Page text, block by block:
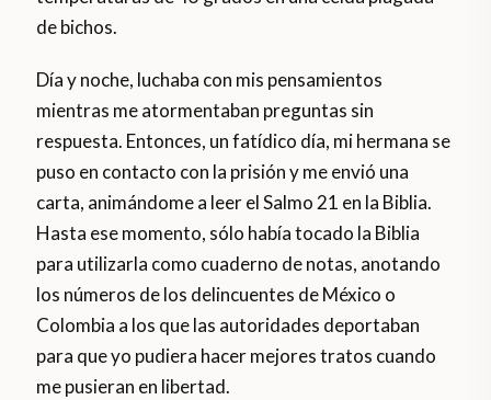
de bichos.
Día y noche, luchaba con mis pensamientos
mientras me atormentaban preguntas sin
respuesta. Entonces, un fatídico día, mi hermana se
puso en contacto con la prisión y me envió una
carta, animándome a leer el Salmo 21 en la Biblia.
Hasta ese momento, sólo había tocado la Biblia
para utilizarla como cuaderno de notas, anotando
los números de los delincuentes de México o
Colombia a los que las autoridades deportaban
para que yo pudiera hacer mejores tratos cuando
me pusieran en libertad.